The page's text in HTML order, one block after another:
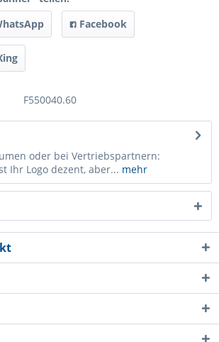
Facebook
F550040.60
oder bei Vertriebspartnern:
Ihr Logo dezent, aber... mehr